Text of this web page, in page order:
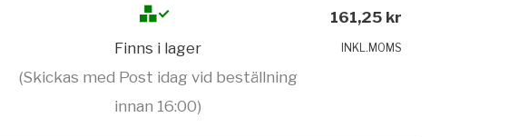
Finns i lager
(Skickas med Post idag vid beställning
innan 16:00)
161,25 kr
INKL.MOMS